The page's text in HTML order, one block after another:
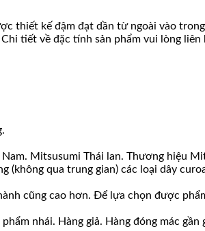
thiết kế đậm đạt dần từ ngoài vào
tiết về đặc tính sản phẩm vui lòng liên
Mitsusumi Thái lan. Thương hiệu
qua trung gian) các loại dây
cũng cao hơn. Để lựa chọn được
nhái. Hàng giả. Hàng đóng mác